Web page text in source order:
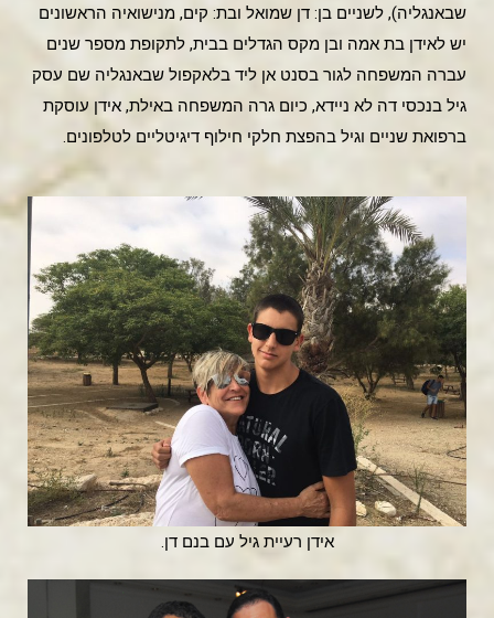
שבאנגליה), לשניים בן: דן שמואל ובת: קים, מנישואיה הראשונים
יש לאידן בת אמה ובן מקס הגדלים בבית, לתקופת מספר שנים
עברה המשפחה לגור בסנט אן ליד בלאקפול שבאנגליה שם עסק
גיל בנכסי דה לא ניידא, כיום גרה המשפחה באילת, אידן עוסקת
ברפואת שניים וגיל בהפצת חלקי חילוף דיגיטליים לטלפונים.
אידן רעיית גיל עם בנם דן.